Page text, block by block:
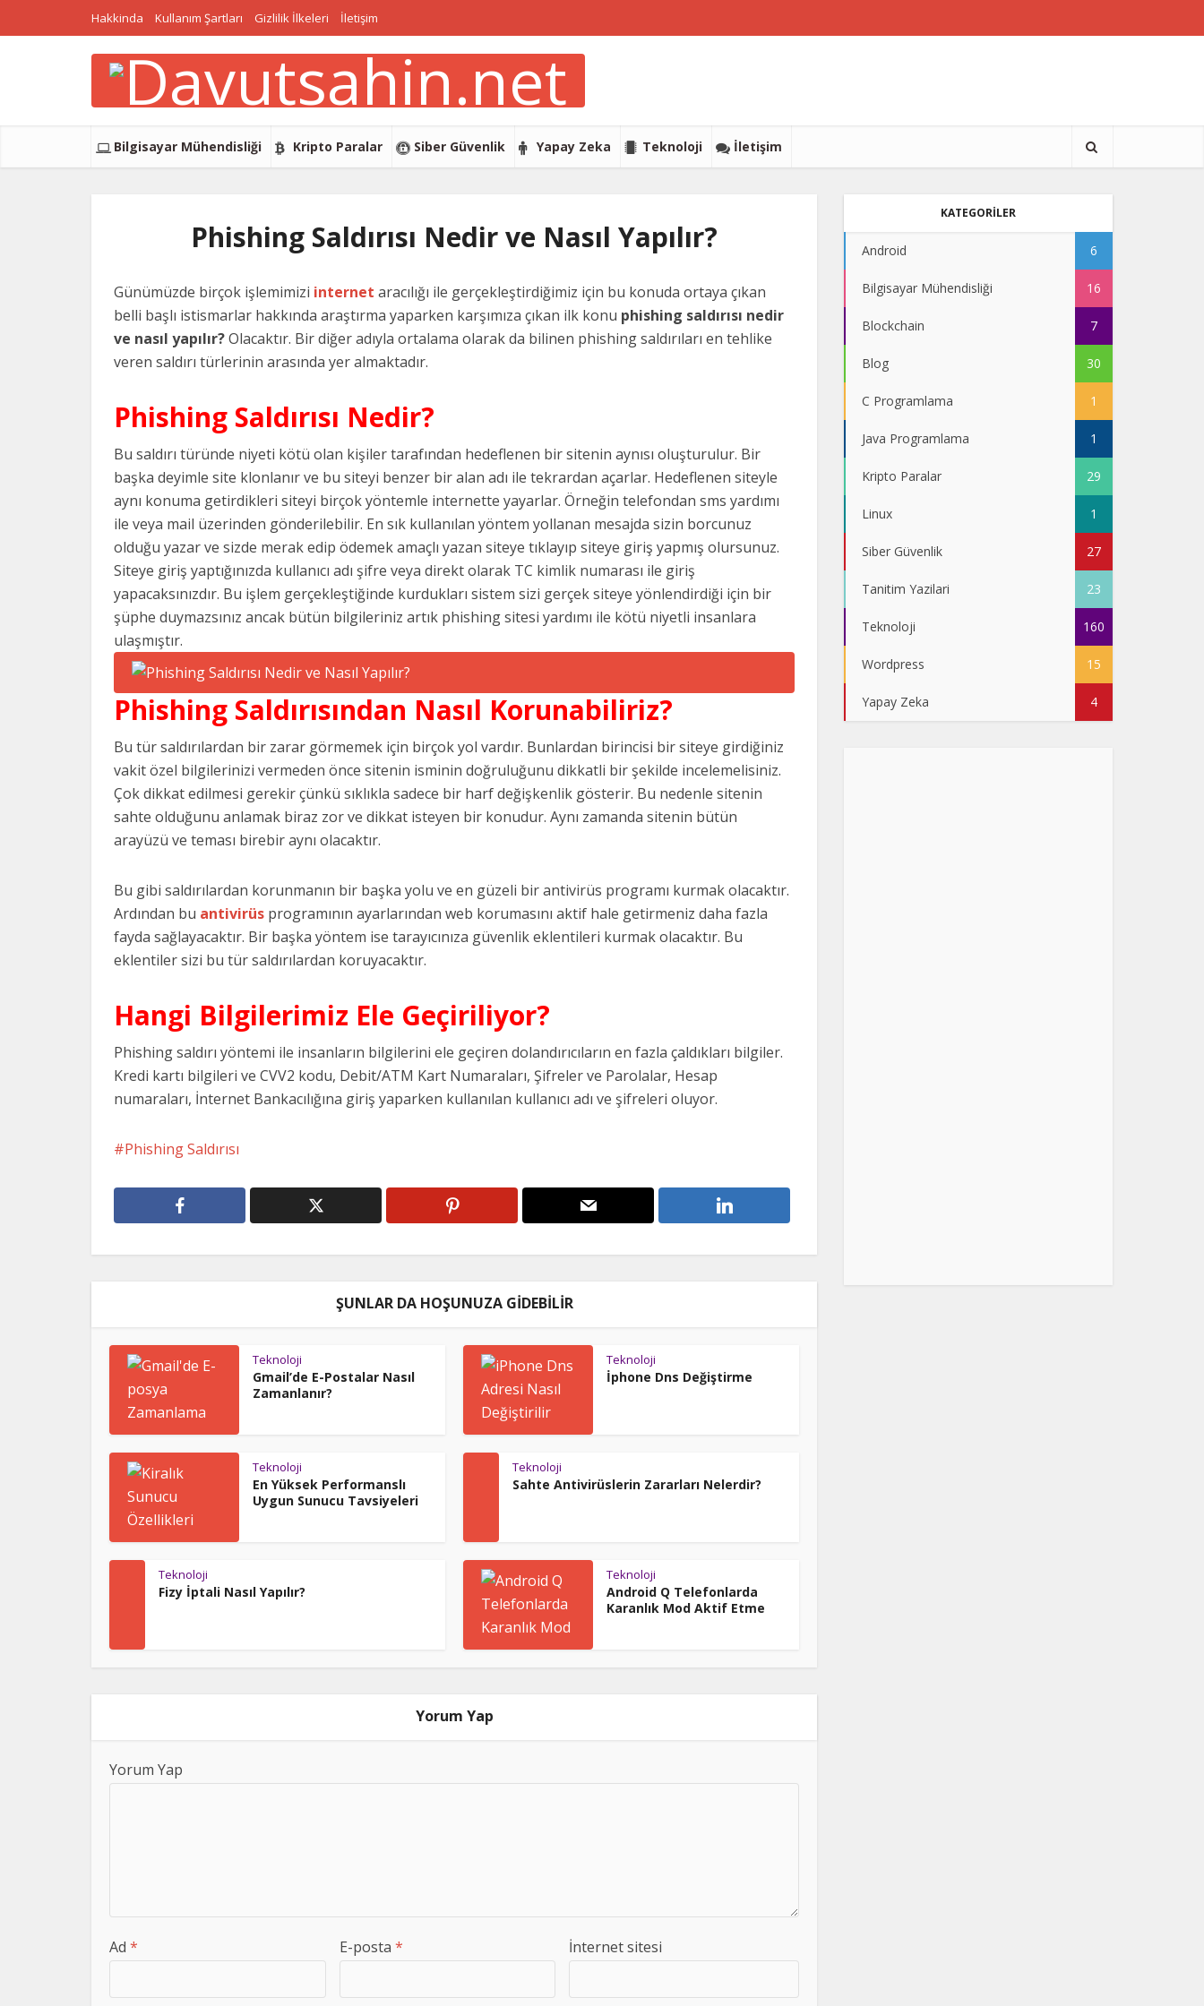
Hakkinda Kullanım Şartları Gizlilik İlkeleri İletişim
Bilgisayar Mühendisliği Kripto Paralar Siber Güvenlik Yapay Zeka Teknoloji İletişim
Phishing Saldırısı Nedir ve Nasıl Yapılır?
Günümüzde birçok işlemimizi internet aracılığı ile gerçekleştirdiğimiz için bu konuda ortaya çıkan
belli başlı istismarlar hakkında araştırma yaparken karşımıza çıkan ilk konu phishing saldırısı nedir
ve nasıl yapılır?Olacaktır. Bir diğer adıyla ortalama olarak da bilinen phishing saldırıları en tehlike
veren saldırı türlerinin arasında yer almaktadır.
Phishing Saldırısı Nedir?
Bu saldırı türünde niyeti kötü olan kişiler tarafından hedeflenen bir sitenin aynısı oluşturulur. Bir
başka deyimle site klonlanır ve bu siteyi benzer bir alan adı ile tekrardan açarlar. Hedeflenen siteyle
aynı konuma getirdikleri siteyi birçok yöntemle internette yayarlar. Örneğin telefondan sms yardımı
ile veya mail üzerinden gönderilebilir. En sık kullanılan yöntem yollanan mesajda sizin borcunuz
olduğu yazar ve sizde merak edip ödemek amaçlı yazan siteye tıklayıp siteye giriş yapmış olursunuz.
Siteye giriş yaptığınızda kullanıcı adı şifre veya direkt olarak TC kimlik numarası ile giriş
yapacaksınızdır. Bu işlem gerçekleştiğinde kurdukları sistem sizi gerçek siteye yönlendirdiği için bir
şüphe duymazsınız ancak bütün bilgileriniz artık phishing sitesi yardımı ile kötü niyetli insanlara
ulaşmıştır.
Phishing Saldırısından Nasıl Korunabiliriz?
Bu tür saldırılardan bir zarar görmemek için birçok yol vardır. Bunlardan birincisi bir siteye girdiğiniz
vakit özel bilgilerinizi vermeden önce sitenin isminin doğruluğunu dikkatli bir şekilde incelemelisiniz.
Çok dikkat edilmesi gerekir çünkü sıklıkla sadece bir harf değişkenlik gösterir. Bu nedenle sitenin
sahte olduğunu anlamak biraz zor ve dikkat isteyen bir konudur. Aynı zamanda sitenin bütün
arayüzü ve teması birebir aynı olacaktır.
Bu gibi saldırılardan korunmanın bir başka yolu ve en güzeli bir antivirüs programı kurmak olacaktır.
Ardından bu antivirüs programının ayarlarından web korumasını aktif hale getirmeniz daha fazla
fayda sağlayacaktır. Bir başka yöntem ise tarayıcınıza güvenlik eklentileri kurmak olacaktır. Bu
eklentiler sizi bu tür saldırılardan koruyacaktır.
Hangi Bilgilerimiz Ele Geçiriliyor?
Phishing saldırı yöntemi ile insanların bilgilerini ele geçiren dolandırıcıların en fazla çaldıkları bilgiler.
Kredi kartı bilgileri ve CVV2 kodu, Debit/ATM Kart Numaraları, Şifreler ve Parolalar, Hesap
numaraları, İnternet Bankacılığına giriş yaparken kullanılan kullanıcı adı ve şifreleri oluyor.
Phishing Saldırısı
ŞUNLAR DA HOŞUNUZA GIDEBILIR
Teknoloji
Gmail’de E-Postalar Nasıl
Zamanlanır?
Teknoloji
İphone Dns Değiştirme
Teknoloji
En Yüksek Performanslı
Uygun Sunucu Tavsiyeleri
Teknoloji
Sahte Antivirüslerin Zararları Nelerdir?
Teknoloji
Fizy İptali Nasıl Yapılır?
Teknoloji
Android Q Telefonlarda
Karanlık Mod Aktif Etme
Yorum Yap
Yorum Yap
Ad * E-posta * İnternet sitesi
KATEGORİLER
Android 6
Bilgisayar Mühendisliği 16
Blockchain 7
Blog 30
C Programlama 1
Java Programlama 1
Kripto Paralar 29
Linux 1
Siber Güvenlik 27
Tanitim Yazilari 23
Teknoloji 160
Wordpress 15
Yapay Zeka 4